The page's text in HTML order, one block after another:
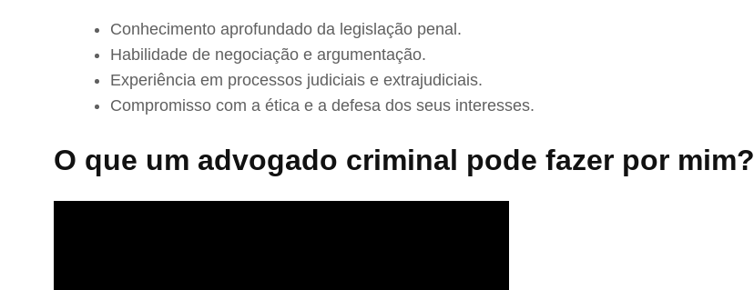
Conhecimento aprofundado da legislação penal.
Habilidade de negociação e argumentação.
Experiência em processos judiciais e extrajudiciais.
Compromisso com a ética e a defesa dos seus interesses.
O que um advogado criminal pode fazer por mim?